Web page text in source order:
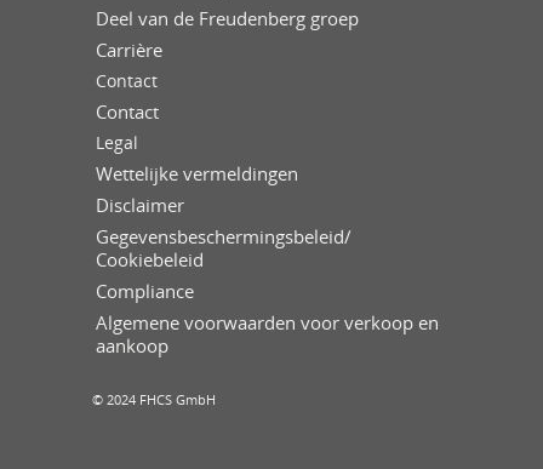
Deel van de Freudenberg groep
Carrière
Contact
Contact
Legal
Wettelijke vermeldingen
Disclaimer
Gegevensbeschermingsbeleid/
Cookiebeleid
Compliance
Algemene voorwaarden voor verkoop en
aankoop
© 2024 FHCS GmbH